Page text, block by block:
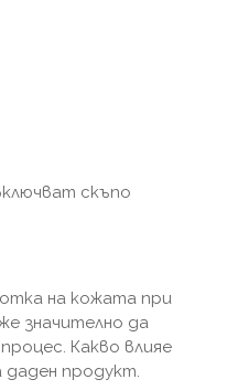
скъпо
на кожата при
значително да
Какво влияе
даден продукт.